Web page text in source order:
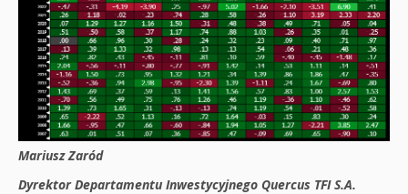
Mariusz Zaród
Dyrektor Departamentu Inwestycyjnego Quercus TFI S.A.